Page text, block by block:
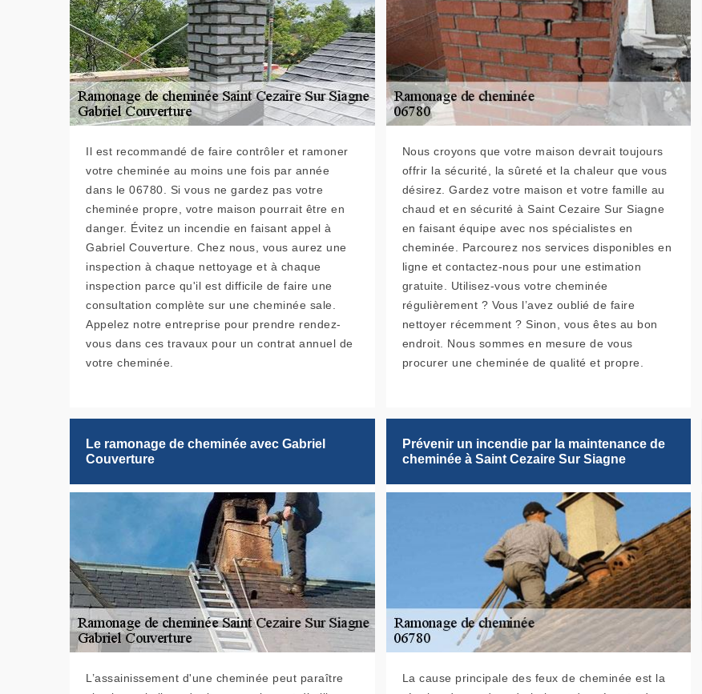
Il est recommandé de faire contrôler et ramoner
votre cheminée au moins une fois par année
dans le 06780. Si vous ne gardez pas votre
cheminée propre, votre maison pourrait être en
danger. Évitez un incendie en faisant appel à
Gabriel Couverture. Chez nous, vous aurez une
inspection à chaque nettoyage et à chaque
inspection parce qu'il est difficile de faire une
consultation complète sur une cheminée sale.
Appelez notre entreprise pour prendre rendez-
vous dans ces travaux pour un contrat annuel de
votre cheminée.
Nous croyons que votre maison devrait toujours
offrir la sécurité, la sûreté et la chaleur que vous
désirez. Gardez votre maison et votre famille au
chaud et en sécurité à Saint Cezaire Sur Siagne
en faisant équipe avec nos spécialistes en
cheminée. Parcourez nos services disponibles en
ligne et contactez-nous pour une estimation
gratuite. Utilisez-vous votre cheminée
régulièrement ? Vous l’avez oublié de faire
nettoyer récemment ? Sinon, vous êtes au bon
endroit. Nous sommes en mesure de vous
procurer une cheminée de qualité et propre.
Le ramonage de cheminée avec Gabriel
Couverture
L’assainissement d'une cheminée peut paraître
Prévenir un incendie par la maintenance de
cheminée à Saint Cezaire Sur Siagne
La cause principale des feux de cheminée est la